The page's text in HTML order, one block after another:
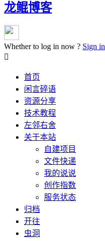
龙鲲博客
Whether to log in now ? Sign in

首页
闲言碎语
资源分享
技术教程
左邻右舍
关于本站
自建项目
文件快递
我的说说
创作指数
服务状态
归档
开往
虫洞